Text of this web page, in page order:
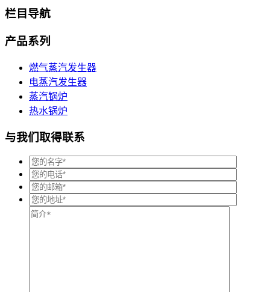
栏目导航
产品系列
燃气蒸汽发生器
电蒸汽发生器
蒸汽锅炉
热水锅炉
与我们取得联系